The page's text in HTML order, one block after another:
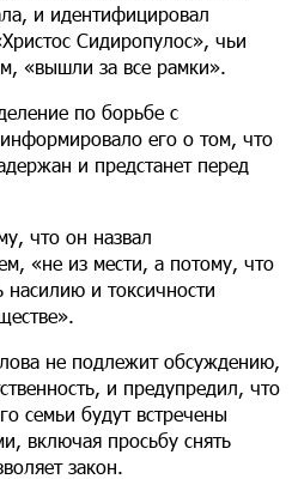
и идентифицировал
Сидиропулос», чьи
«вышли за все рамки».
по борьбе с
его о том, что
и предстанет перед
что он назвал
«не из мести, а потому, что
и токсичности
не подлежит обсуждению,
и предупредил, что
семьи будут встречены
включая просьбу снять
закон.